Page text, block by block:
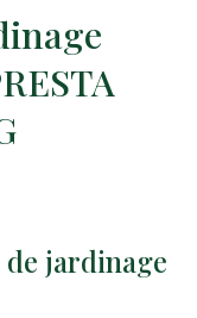
jardinage